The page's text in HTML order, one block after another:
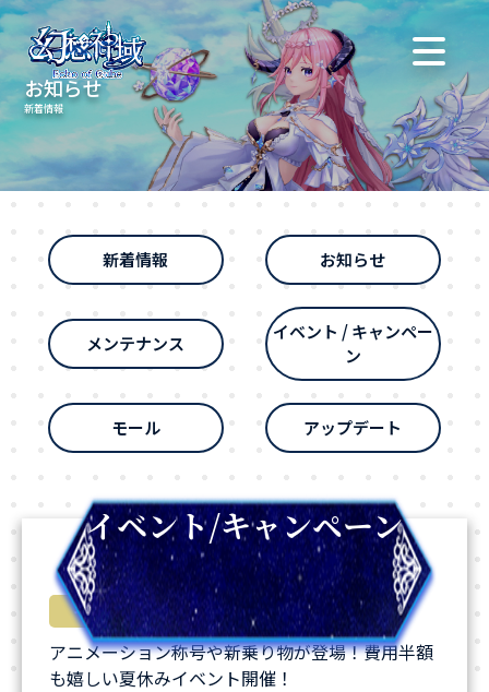
お知らせ
新着情報
新着情報 お知らせ
メンテナンス
イベント / キャンペー
ン
モール アップデート
イベント/キャンペーン
イベント
アニメーション称号や新乗り物が登場！費用半額
も嬉しい夏休みイベント開催！
2026-07-29